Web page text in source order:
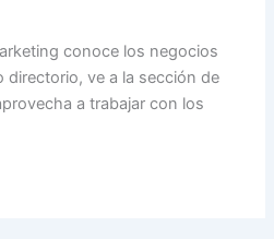
conoce los negocios
directorio, ve a la sección de
a trabajar con los